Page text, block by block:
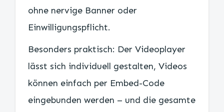
ohne nervige Banner oder
Einwilligungspflicht.
Besonders praktisch: Der Videoplayer
lässt sich individuell gestalten, Videos
können einfach per Embed-Code
eingebunden werden – und die gesamte